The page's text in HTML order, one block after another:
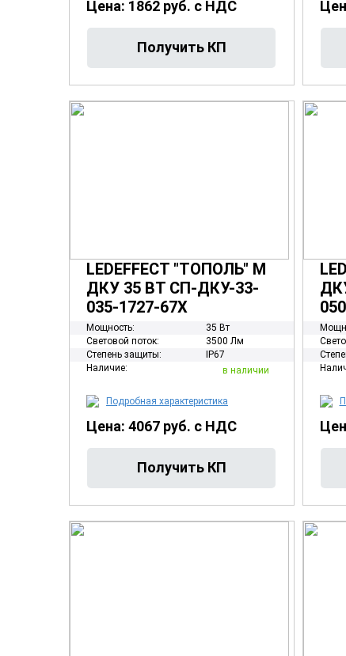
Цена: 1862 руб. с НДС
LEDEFFECT "ТОПОЛЬ" М
ДКУ 35 ВТ СП-ДКУ-33-
035-1727-67Х
Мощность:
35 Вт
Световой поток:
3500 Лм
Степень защиты:
IP67
Наличие:
в наличии
Подробная характеристика
Цена: 4067 руб. с НДС